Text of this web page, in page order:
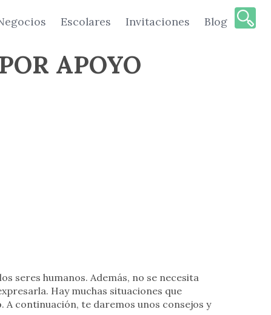
Escolares Invitaciones Blog
APOYO
seres humanos. Además, no se necesita
Hay muchas situaciones que
. A continuación, te daremos unos consejos y